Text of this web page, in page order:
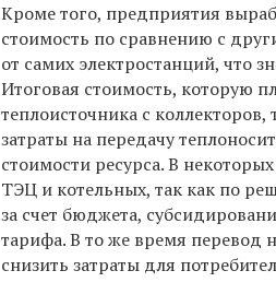
Кроме того, предприятия
стоимость по сравнению с
от самих электростанций, что
Итоговая стоимость, которую
теплоисточника с
затраты на передачу
стоимости ресурса. В
ТЭЦ и котельных, так как по
за счет бюджета,
тарифа. В то же время перевод
снизить затраты для